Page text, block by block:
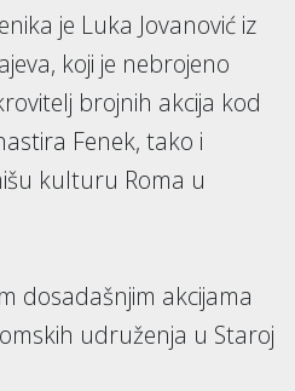
je Luka Jovanović iz
koji je nebrojeno
brojnih akcija kod
Fenek, tako i
kulturu Roma u
dosadašnjim akcijama
udruženja u Staroj